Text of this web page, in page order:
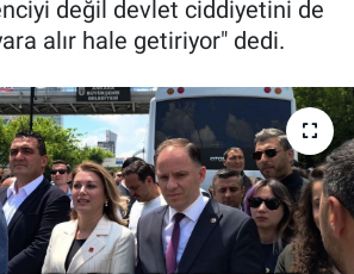
değil devlet ciddiyetini de
alır hale getiriyor" dedi.